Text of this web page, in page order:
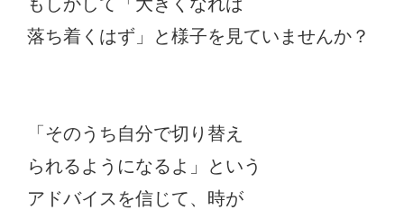
落ち着くはず」と様子を見ていませんか？
「そのうち自分で切り替え
られるようになるよ」という
アドバイスを信じて、時が